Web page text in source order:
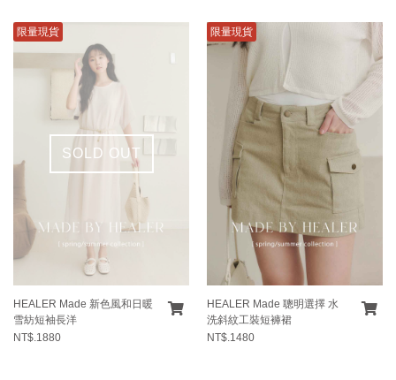
SOLD OUT
限量現貨
HEALER Made 新色風和日暖
雪紡短袖長洋
NT$.1880
限量現貨
HEALER Made 聰明選擇 水
洗斜紋工裝短褲裙
NT$.1480